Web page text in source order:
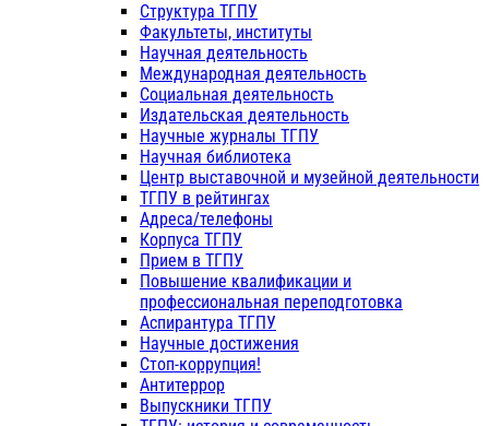
Структура ТГПУ
Факультеты, институты
Научная деятельность
Международная деятельность
Социальная деятельность
Издательская деятельность
Научные журналы ТГПУ
Научная библиотека
Центр выставочной и музейной деятельности
ТГПУ в рейтингах
Адреса/телефоны
Корпуса ТГПУ
Прием в ТГПУ
Повышение квалификации и
профессиональная переподготовка
Аспирантура ТГПУ
Научные достижения
Стоп-коррупция!
Антитеррор
Выпускники ТГПУ